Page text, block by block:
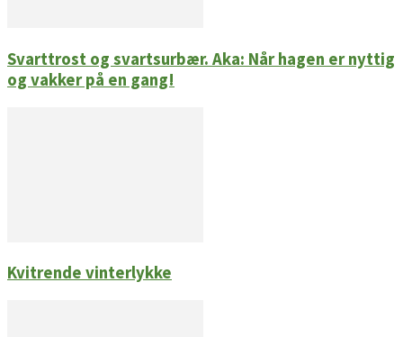
Svarttrost og svartsurbær. Aka: Når hagen er nyttig
og vakker på en gang!
Kvitrende vinterlykke